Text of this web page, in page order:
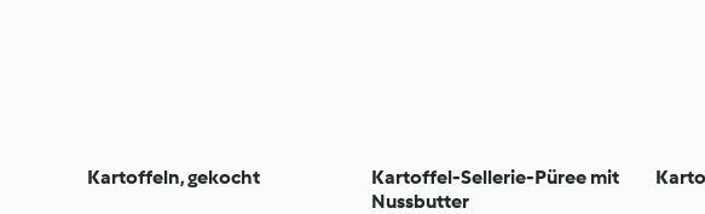
Kartoffeln, gekocht
Kartoffel-Sellerie-Püree mit
Nussbutter